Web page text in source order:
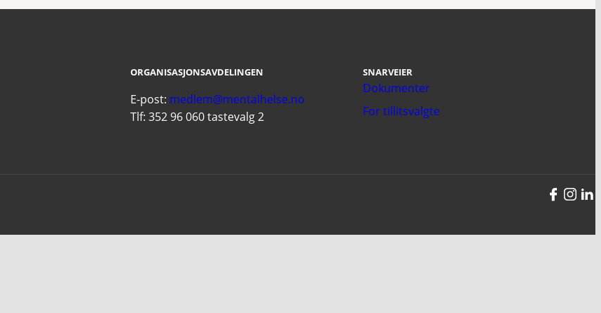
ORGANISASJONSAVDELINGEN
E-post: medlem@mentalhelse.no
Tlf: 352 96 060 tastevalg 2
SNARVEIER
Dokumenter
For tillitsvalgte